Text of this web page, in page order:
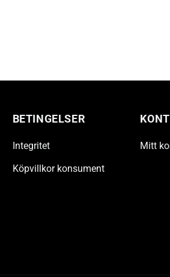
BETINGELSER
Integritet
Köpvillkor konsument
Mitt